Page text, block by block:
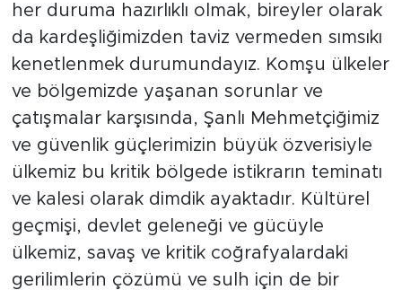
her duruma hazırlıklı olmak, bireyler olarak
da kardeşliğimizden taviz vermeden sımsıkı
kenetlenmek durumundayız. Komşu ülkeler
ve bölgemizde yaşanan sorunlar ve
çatışmalar karşısında, Şanlı Mehmetçiğimiz
ve güvenlik güçlerimizin büyük özverisiyle
ülkemiz bu kritik bölgede istikrarın teminatı
ve kalesi olarak dimdik ayaktadır. Kültürel
geçmişi, devlet geleneği ve gücüyle
ülkemiz, savaş ve kritik coğrafyalardaki
gerilimlerin çözümü ve sulh için de bir